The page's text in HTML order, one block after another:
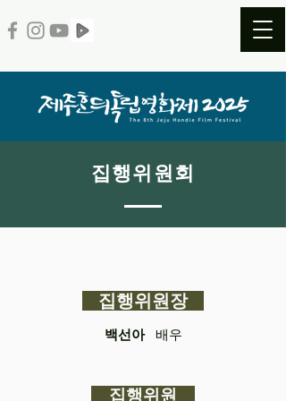
집행위원회
집행위원장
백선아배우
집행위원